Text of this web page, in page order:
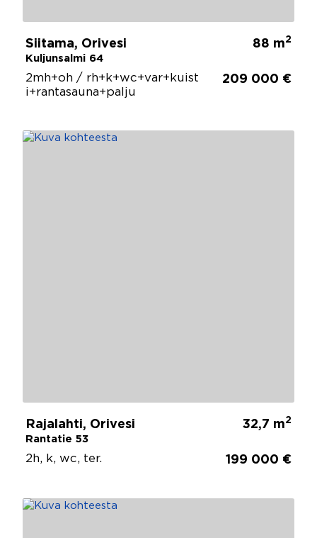
Siitama, Orivesi
Kuljunsalmi 64
88 m2
2mh+oh / rh+k+wc+var+kuist
i+rantasauna+palju
209 000 €
Rajalahti, Orivesi
Rantatie 53
32,7 m2
2h, k, wc, ter. 199 000 €